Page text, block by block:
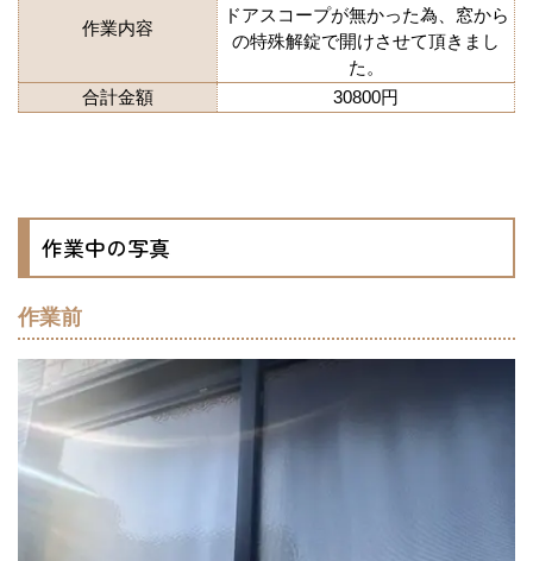
作業内容
ドアスコープが無かった為、窓から
の特殊解錠で開けさせて頂きまし
た。
合計金額
30800円
作業中の写真
作業前